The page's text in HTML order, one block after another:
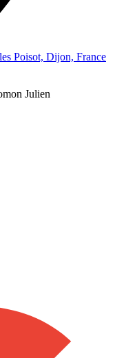
Poisot, Dijon, France
Julien